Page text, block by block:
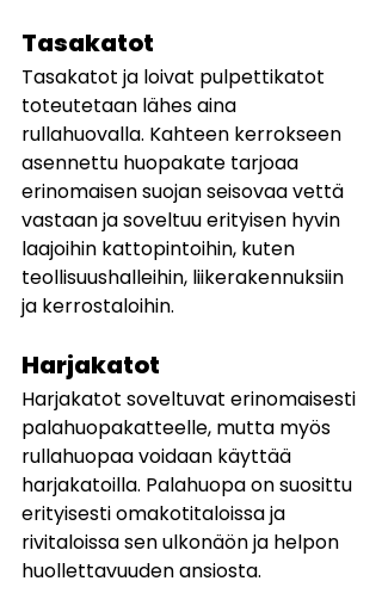
Tasakatot
Tasakatot ja loivat pulpettikatot
toteutetaan lähes aina
rullahuovalla. Kahteen kerrokseen
asennettu huopakate tarjoaa
erinomaisen suojan seisovaa vettä
vastaan ja soveltuu erityisen hyvin
laajoihin kattopintoihin, kuten
teollisuushalleihin, liikerakennuksiin
ja kerrostaloihin.
Harjakatot
Harjakatot soveltuvat erinomaisesti
palahuopakatteelle, mutta myös
rullahuopaa voidaan käyttää
harjakatoilla. Palahuopa on suosittu
erityisesti omakotitaloissa ja
rivitaloissa sen ulkonäön ja helpon
huollettavuuden ansiosta.